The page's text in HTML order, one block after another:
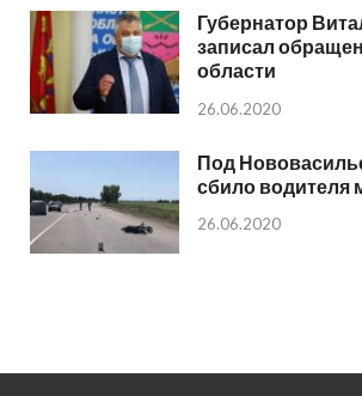
Губернатор
записал
области
26.06.2020
Под
сбило водителя
26.06.2020